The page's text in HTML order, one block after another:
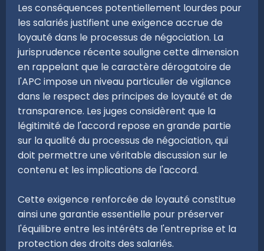
Les conséquences potentiellement lourdes pour
les salariés justifient une exigence accrue de
loyauté dans le processus de négociation. La
jurisprudence récente souligne cette dimension
en rappelant que le caractère dérogatoire de
l'APC impose un niveau particulier de vigilance
dans le respect des principes de loyauté et de
transparence. Les juges considèrent que la
légitimité de l'accord repose en grande partie
sur la qualité du processus de négociation, qui
doit permettre une véritable discussion sur le
contenu et les implications de l'accord.
Cette exigence renforcée de loyauté constitue
ainsi une garantie essentielle pour préserver
l'équilibre entre les intérêts de l'entreprise et la
protection des droits des salariés.